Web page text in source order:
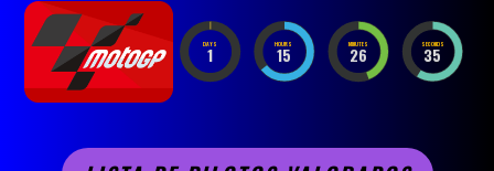
DAYS
1
HOURS
15
MINUTES
26
SECONDS
33